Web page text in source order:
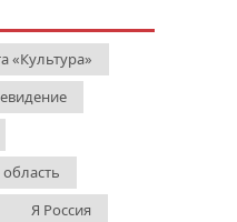
«Культура»
Я Россия